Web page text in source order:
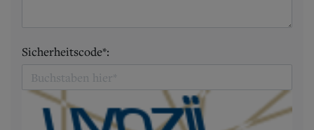
Sicherheitscode*: